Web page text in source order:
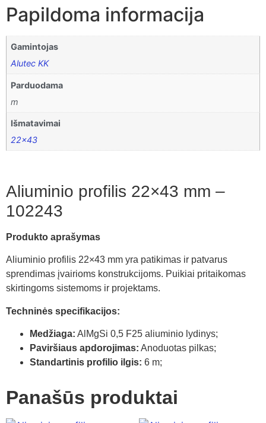
Papildoma informacija
Gamintojas
Alutec KK
Parduodama
m
Išmatavimai
22×43
Aliuminio profilis 22×43 mm –
102243
Produkto aprašymas
Aliuminio profilis 22×43 mm yra patikimas ir patvarus
sprendimas įvairioms konstrukcijoms. Puikiai pritaikomas
skirtingoms sistemoms ir projektams.
Techninės specifikacijos:
Medžiaga: AlMgSi 0,5 F25 aliuminio lydinys;
Paviršiaus apdorojimas: Anoduotas pilkas;
Standartinis profilio ilgis: 6 m;
Panašūs produktai